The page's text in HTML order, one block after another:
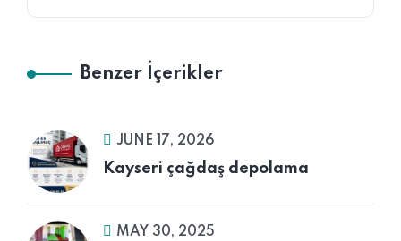
Benzer İçerikler
JUNE 17, 2026
Kayseri çağdaş depolama
MAY 30, 2025